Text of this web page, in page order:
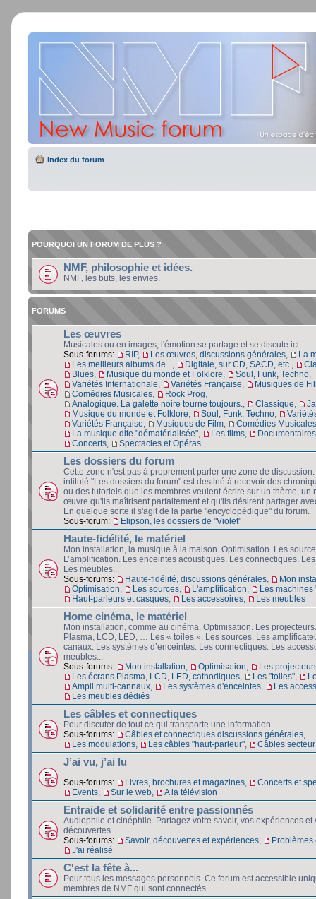
Index du forum
POURQUOI UN FORUM DE PLUS ?
NMF, philosophie et idées.
NMF, les buts, les envies.
FORUMS
Les œuvres
Musicales ou en images, l'émotion se partage et se discute ici.
Sous-forums:
RIP, Les œuvres, discussions générales
La
Les meilleurs albums de...
Digitale, sur CD, SACD, etc.
Blues
Musique du monde et Folklore Soul, Funk, Techno
Variétés Internationale
Variétés Française
Musiques de
Comédies Musicales
Rock Prog
Analogique. La galette noire tourne toujours.
Classique
Musique du monde et Folklore
Soul, Funk, Techno
Variétés Française
Musiques de Film
Comédies Musicales
La musique dite "dématérialisée"
Les films
Concerts
Spectacles et Opéras
Les dossiers du forum
Cette zone n'est pas à proprement parler une zone de
intitulé "Les dossiers du forum" est destiné à recevoir des
ou des tutoriels que les membres veulent écrire sur un thème, un
œuvre qu'ils maîtrisent parfaitement et qu'ils désirent partager
En quelque sorte il s'agit de la partie "encyclopédique" du forum.
Sous-forum:
Elipson, les dossiers de "Violet"
Haute-fidélité, le matériel
Mon installation, la musique à la maison. Optimisation. Les
L’amplification. Les enceintes acoustiques. Les connectiques.
Les meubles...
Sous-forums:
Haute-fidélité, discussions générales
Mon
Optimisation
Les sources L'amplification
Les machines
Haut-parleurs et casques
Les accessoires Les meubles
Home cinéma, le matériel
Mon installation, comme au cinéma. Optimisation. Les
Plasma, LCD, LED, … Les « toiles ». Les sources. Les
canaux. Les systèmes d’enceintes. Les connectiques. Les
meubles...
Sous-forums:
Mon installation Optimisation
Les
Les écrans Plasma, LCD, LED, cathodiques
Les "toiles"
Ampli multi-cannaux
Les systèmes d'enceintes
Les
Les meubles dédiés
Les câbles et connectiques
Pour discuter de tout ce qui transporte une information.
Sous-forums:
Câbles et connectiques discussions générales
Les modulations
Les câbles "haut-parleur" Câbles
J’ai vu, j’ai lu
Sous-forums: Livres, brochures et magazines
Concerts et
Events
Sur le web A la télévision
Entraide et solidarité entre passionnés
Audiophile et cinéphile. Partagez votre savoir, vos expériences et
découvertes.
Sous-forums:
Savoir, découvertes et expériences
Problèmes
J'ai réalisé
C'est la fête à...
Pour tous les messages personnels. Ce forum est accessible
membres de NMF qui sont connectés.